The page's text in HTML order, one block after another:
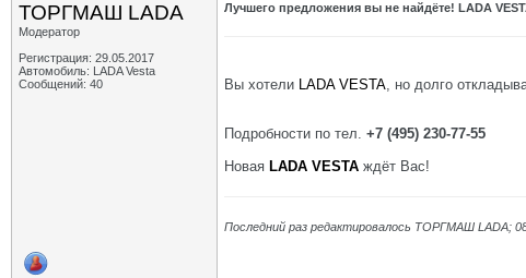
ТОРГМАШ LADA
Модератор
Регистрация: 29.05.2017
Автомобиль: LADA Vesta
Сообщений: 40
Лучшего предложения вы не найдёте! LADA
Вы хотели LADA VESTA, но долго
Подробности по тел. +7 (495) 230-77-55
Новая LADA VESTA ждёт Вас!
Последний раз редактировалось ТОРГМАШ LADA;